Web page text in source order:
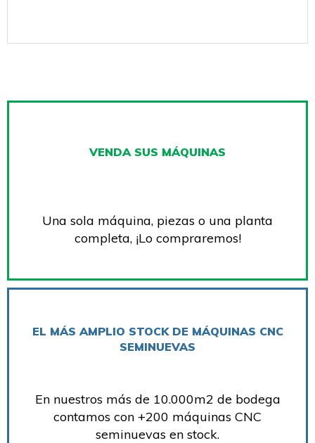
VENDA SUS MÁQUINAS
Una sola máquina, piezas o una planta
completa, ¡Lo compraremos!
EL MÁS AMPLIO STOCK DE MÁQUINAS CNC
SEMINUEVAS
En nuestros más de 10.000m2 de bodega
contamos con +200 máquinas CNC
seminuevas en stock.